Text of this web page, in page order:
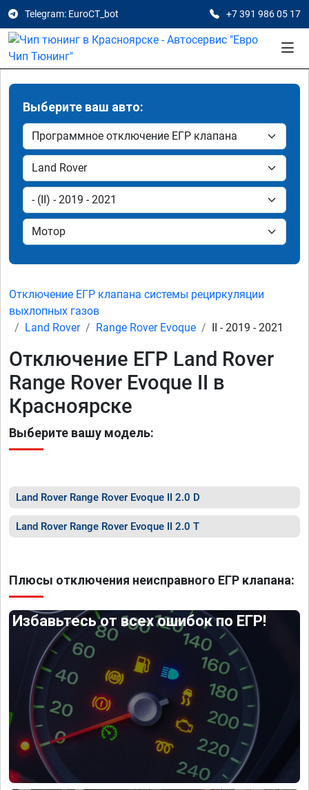
Telegram: EuroCT_bot +7 391 986 05 17
Выберите ваш авто:
Отключение ЕГР клапана системы рециркуляции
выхлопных газов
Land Rover
Range Rover Evoque II - 2019 - 2021
Отключение ЕГР Land Rover
Range Rover Evoque II в
Красноярске
Выберите вашу модель:
Land Rover Range Rover Evoque II 2.0 D
Land Rover Range Rover Evoque II 2.0 T
Плюсы отключения неисправного ЕГР клапана:
Избавьтесь от всех ошибок по ЕГР!